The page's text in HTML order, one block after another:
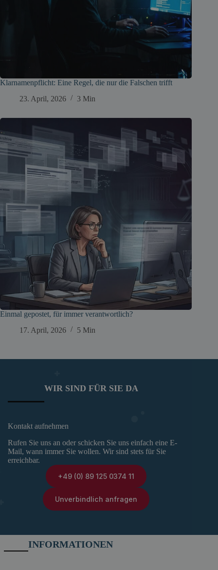
Klarnamenpflicht: Eine Regel, die nur die Falschen trifft
23. April, 2026
3 Min
Einmal gepostet, für immer verantwortlich?
17. April, 2026
5 Min
WIR SIND FÜR SIE DA
Kontakt aufnehmen
Rufen Sie uns an oder schicken Sie uns einfach eine E-
Mail, wann immer Sie wollen. Wir sind stets für Sie
erreichbar.
+49 (0) 89 125 0374 11
Unverbindlich anfragen
INFORMATIONEN